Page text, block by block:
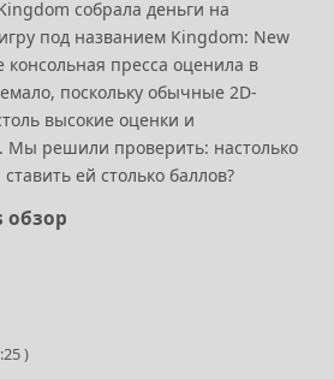
собрала деньги на
под названием Kingdom: New
пресса оценила в
поскольку обычные 2D-
высокие оценки и
Мы решили проверить: настолько
ей столько баллов?
обзор
)